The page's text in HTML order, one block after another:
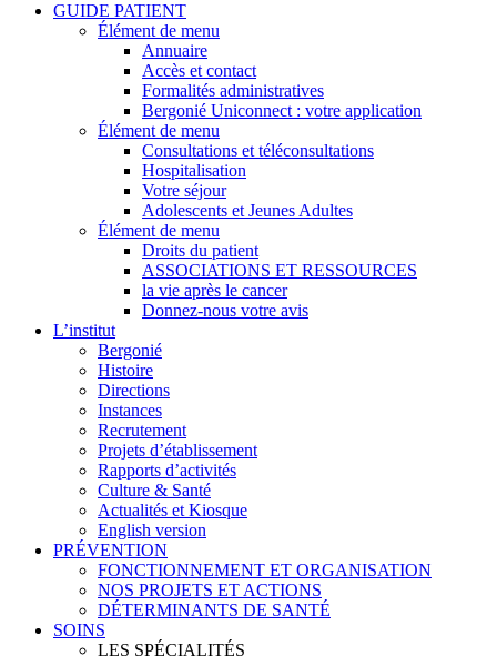
GUIDE PATIENT
Élément de menu
Annuaire
Accès et contact
Formalités administratives
Bergonié Uniconnect : votre application
Élément de menu
Consultations et téléconsultations
Hospitalisation
Votre séjour
Adolescents et Jeunes Adultes
Élément de menu
Droits du patient
ASSOCIATIONS ET RESSOURCES
la vie après le cancer
Donnez-nous votre avis
L’institut
Bergonié
Histoire
Directions
Instances
Recrutement
Projets d’établissement
Rapports d’activités
Culture & Santé
Actualités et Kiosque
English version
PRÉVENTION
FONCTIONNEMENT ET ORGANISATION
NOS PROJETS ET ACTIONS
DÉTERMINANTS DE SANTÉ
SOINS
LES SPÉCIALITÉS